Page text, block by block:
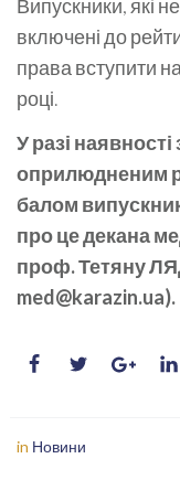
Випускники, які
включені до
права вступити
році.
У разі
оприлюдненим
балом
про це декана
проф. Тетяну
med@karazin.ua).
in Новини